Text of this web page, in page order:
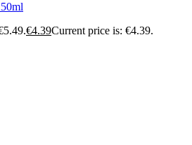
€4.39Current price is: €4.39.